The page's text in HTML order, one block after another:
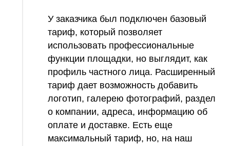
У заказчика был подключен базовый
тариф, который позволяет
использовать профессиональные
функции площадки, но выглядит, как
профиль частного лица. Расширенный
тариф дает возможность добавить
логотип, галерею фотографий, раздел
о компании, адреса, информацию об
оплате и доставке. Есть еще
максимальный тариф, но, на наш